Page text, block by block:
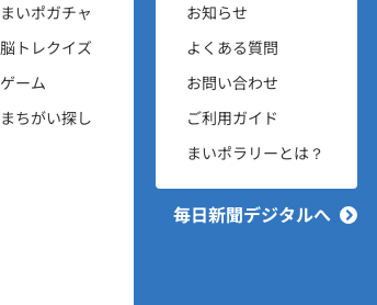
まいポガチャ
脳トレクイズ
ゲーム
まちがい探し
お知らせ
よくある質問
お問い合わせ
ご利用ガイド
まいポラリーとは？
毎日新聞デジタルへ